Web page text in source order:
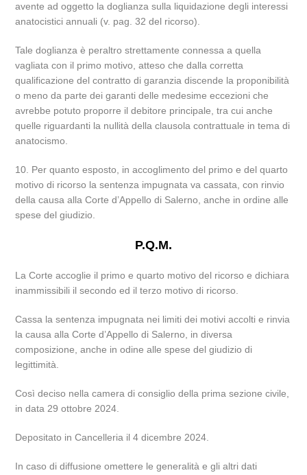
avente ad oggetto la doglianza sulla liquidazione degli interessi
anatocistici annuali (v. pag. 32 del ricorso).
Tale doglianza è peraltro strettamente connessa a quella
vagliata con il primo motivo, atteso che dalla corretta
qualificazione del contratto di garanzia discende la proponibilità
o meno da parte dei garanti delle medesime eccezioni che
avrebbe potuto proporre il debitore principale, tra cui anche
quelle riguardanti la nullità della clausola contrattuale in tema di
anatocismo.
10. Per quanto esposto, in accoglimento del primo e del quarto
motivo di ricorso la sentenza impugnata va cassata, con rinvio
della causa alla Corte d’Appello di Salerno, anche in ordine alle
spese del giudizio.
P.Q.M.
La Corte accoglie il primo e quarto motivo del ricorso e dichiara
inammissibili il secondo ed il terzo motivo di ricorso.
Cassa la sentenza impugnata nei limiti dei motivi accolti e rinvia
la causa alla Corte d’Appello di Salerno, in diversa
composizione, anche in odine alle spese del giudizio di
legittimità.
Così deciso nella camera di consiglio della prima sezione civile,
in data 29 ottobre 2024.
Depositato in Cancelleria il 4 dicembre 2024.
In caso di diffusione omettere le generalità e gli altri dati